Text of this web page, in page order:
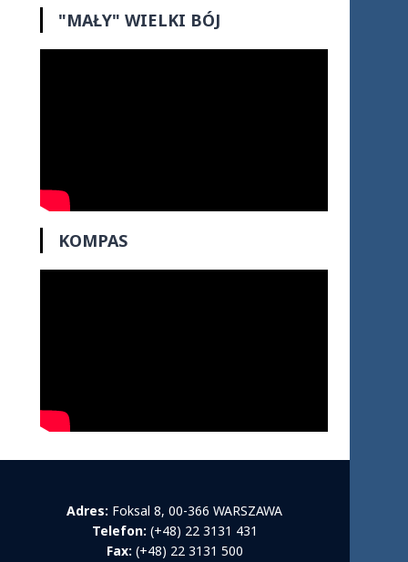
"MAŁY" WIELKI BÓJ
KOMPAS
Adres: Foksal 8, 00-366 WARSZAWA
Telefon: (+48) 22 3131 431
Fax: (+48) 22 3131 500